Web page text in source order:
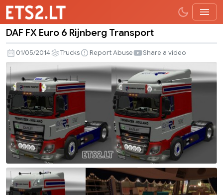
FX
Euro
6
Rijnberg
Transport
DAF FX Euro 6 Rijnberg Transport
01/05/2014 Trucks Report Abuse Share a video